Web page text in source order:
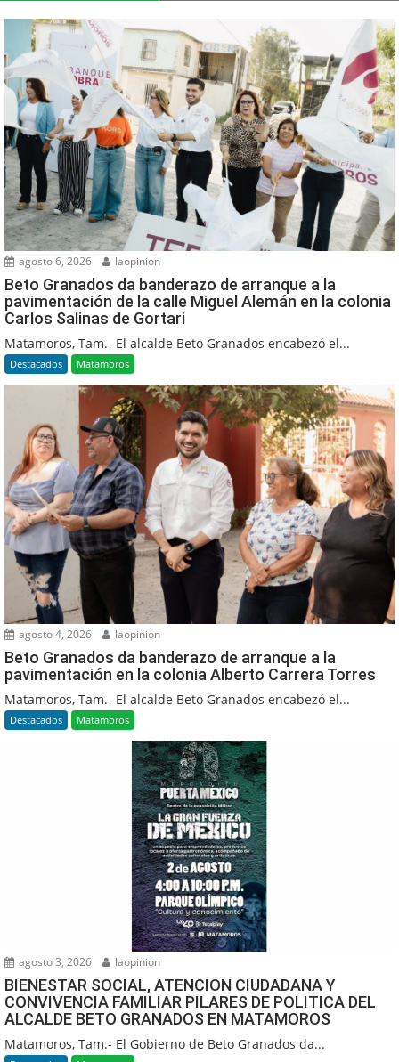
agosto 6, 2026 laopinion
Beto Granados da banderazo de arranque a la
pavimentación de la calle Miguel Alemán en la colonia
Carlos Salinas de Gortari
Matamoros, Tam.- El alcalde Beto Granados encabezó el...
Destacados Matamoros
agosto 4, 2026 laopinion
Beto Granados da banderazo de arranque a la
pavimentación en la colonia Alberto Carrera Torres
Matamoros, Tam.- El alcalde Beto Granados encabezó el...
Destacados Matamoros
agosto 3, 2026 laopinion
BIENESTAR SOCIAL, ATENCION CIUDADANA Y
CONVIVENCIA FAMILIAR PILARES DE POLITICA DEL
ALCALDE BETO GRANADOS EN MATAMOROS
Matamoros, Tam.- El Gobierno de Beto Granados da...